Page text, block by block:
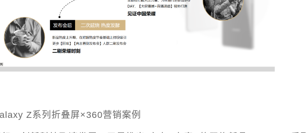
Z系列折叠屏×360营销案例